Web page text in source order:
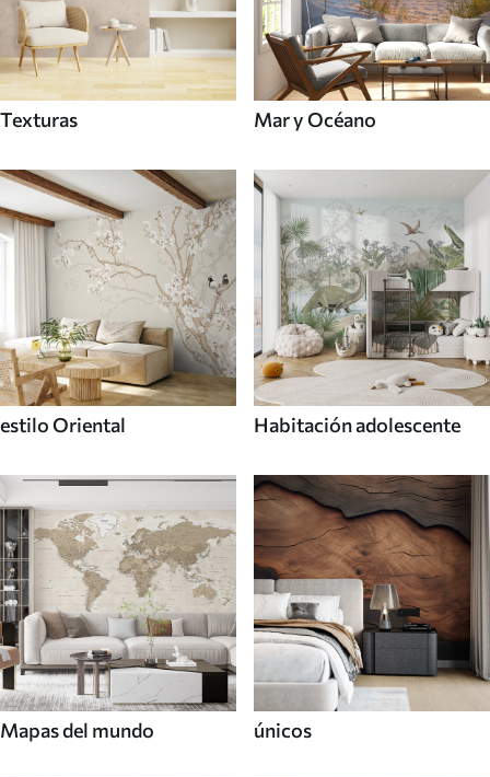
Texturas Mar y Océano
estilo Oriental Habitación adolescente
Mapas del mundo únicos